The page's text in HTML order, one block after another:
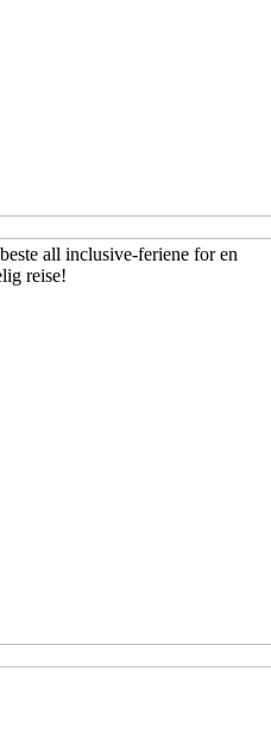
all inclusive-feriene for en
reise!